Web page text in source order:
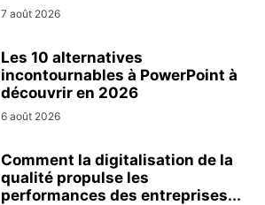
7 août 2026
Les 10 alternatives
incontournables à PowerPoint à
découvrir en 2026
6 août 2026
Comment la digitalisation de la
qualité propulse les
performances des entreprises...